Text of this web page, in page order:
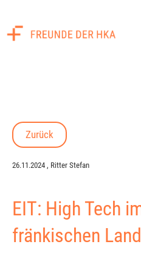
Zurück
26.11.2024 , Ritter Stefan
EIT: High Tech
fränkischen Land